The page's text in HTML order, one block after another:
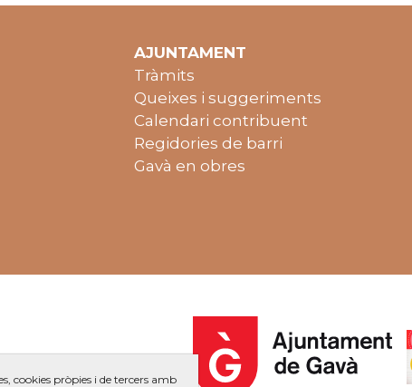
AJUNTAMENT
Tràmits
Queixes i suggeriments
Calendari contribuent
Regidories de barri
Gavà en obres
cookies pròpies i de tercers amb